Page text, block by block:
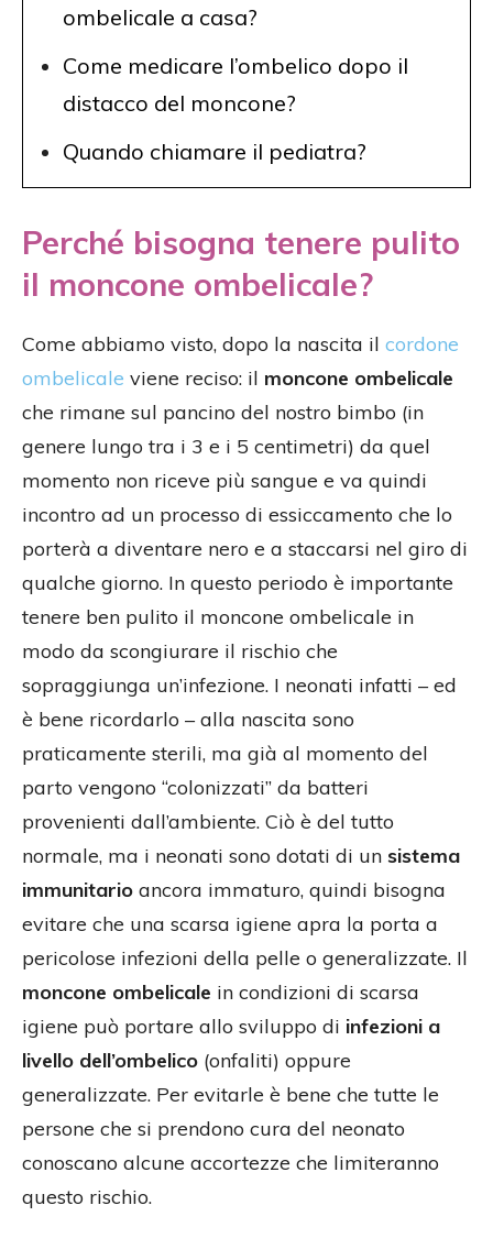
ombelicale a casa?
Come medicare l’ombelico dopo il
distacco del moncone?
Quando chiamare il pediatra?
Perché bisogna tenere pulito
il moncone ombelicale?
Come abbiamo visto, dopo la nascita il cordone
ombelicale viene reciso: il moncone ombelicale
che rimane sul pancino del nostro bimbo (in
genere lungo tra i 3 e i 5 centimetri) da quel
momento non riceve più sangue e va quindi
incontro ad un processo di essiccamento che lo
porterà a diventare nero e a staccarsi nel giro di
qualche giorno. In questo periodo è importante
tenere ben pulito il moncone ombelicale in
modo da scongiurare il rischio che
sopraggiunga un’infezione. I neonati infatti – ed
è bene ricordarlo – alla nascita sono
praticamente sterili, ma già al momento del
parto vengono “colonizzati” da batteri
provenienti dall’ambiente. Ciò è del tutto
normale, ma i neonati sono dotati di un sistema
immunitario ancora immaturo, quindi bisogna
evitare che una scarsa igiene apra la porta a
pericolose infezioni della pelle o generalizzate. Il
moncone ombelicale in condizioni di scarsa
igiene può portare allo sviluppo di infezioni a
livello dell’ombelico (onfaliti) oppure
generalizzate. Per evitarle è bene che tutte le
persone che si prendono cura del neonato
conoscano alcune accortezze che limiteranno
questo rischio.